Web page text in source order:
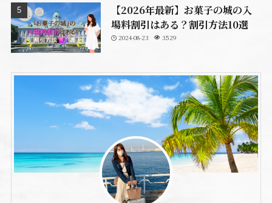
【2026年最新】お菓子の城の入
場料割引はある？割引方法10選
2024-08-23 3529